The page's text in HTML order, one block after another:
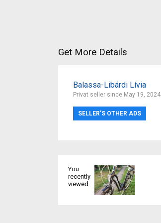
Get More Details
Balassa-Libárdi Lívia
Privat seller since May 19, 2024
SELLER’S OTHER ADS
You
recently
viewed